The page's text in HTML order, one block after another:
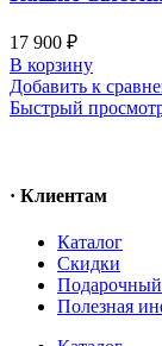
17 900 ₽
В корзину
Добавить к
Быстрый
· Клиентам
Каталог
Скидки
Подарочный
Полезная